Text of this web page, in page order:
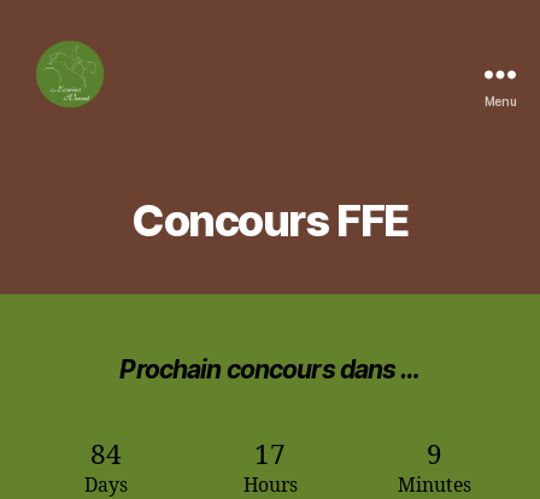
Menu
Concours FFE
Prochain concours dans …
84
Days
17
Hours
9
Minutes